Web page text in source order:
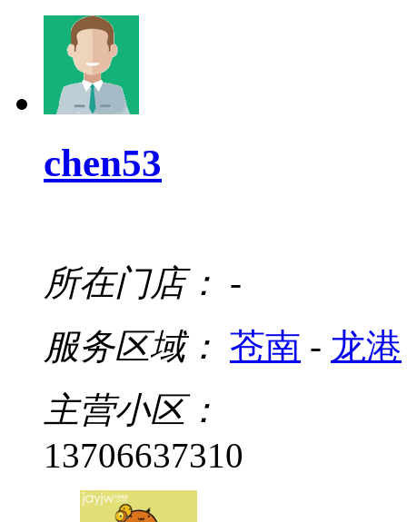
chen53
所在门店： -
服务区域： 苍南 - 龙港
主营小区：
13706637310